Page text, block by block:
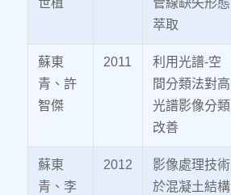
世植
管線缺失形態
萃取
蘇東
青、許
智傑
2011
利用光譜-空
間分類法對高
光譜影像分類
改善
蘇東
青、李
2012
影像處理技術
於混凝土結構